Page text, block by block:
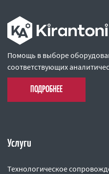
Помощь в выборе
соответствующих
ПОДРОБНЕЕ
Услуги
Технологическое